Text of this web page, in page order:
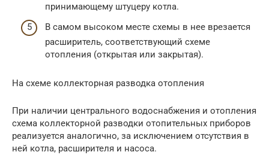
принимающему штуцеру котла.
В самом высоком месте схемы в нее врезается
расширитель, соответствующий схеме
отопления (открытая или закрытая).
На схеме коллекторная разводка отопления
При наличии центрального водоснабжения и отопления
схема коллекторной разводки отопительных приборов
реализуется аналогично, за исключением отсутствия в
ней котла, расширителя и насоса.